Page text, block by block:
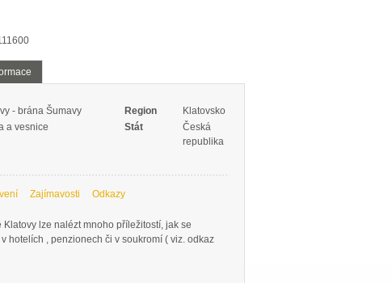
- brána Šumavy Region
Klatovsko
a vesnice Stát
Česká
republika
Zajímavosti Odkazy
Klatovy lze nalézt mnoho příležitostí, jak se
hotelích , penzionech či v soukromí ( viz. odkaz